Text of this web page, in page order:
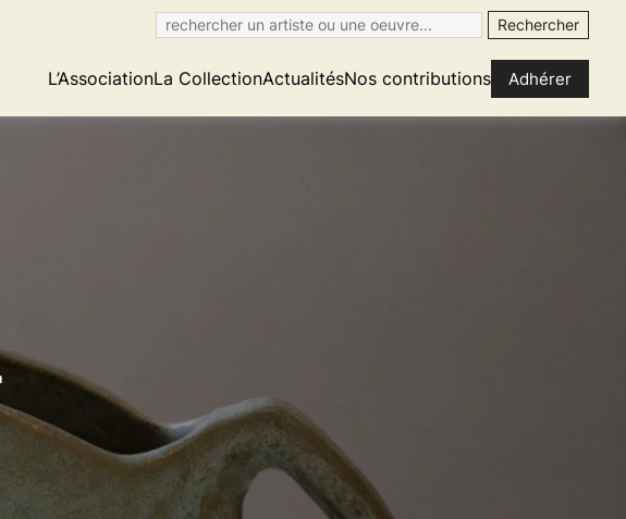
L’AssociationLa CollectionActualitésNos contributions Adhérer